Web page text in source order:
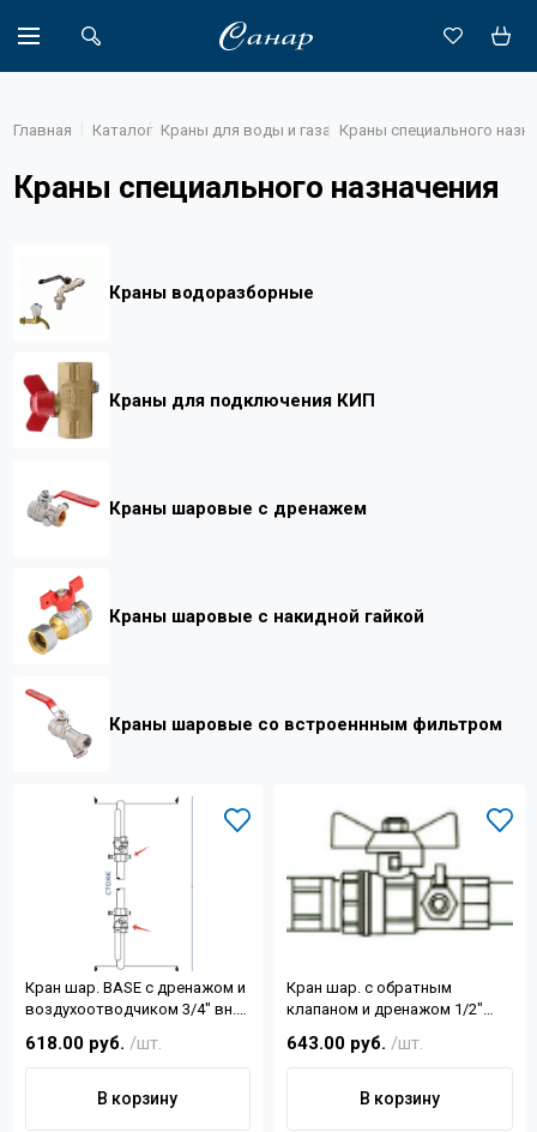
Объекты
Партнеры
Главная Каталог Краны для воды и газа Краны специального
Краны специального назначения
Краны водоразборные
Краны для подключения КИП
Краны шаровые с дренажем
Краны шаровые с накидной гайкой
Краны шаровые со встроеннным фильтром
Кран шар. BASE с дренажом и
воздухоотводчиком 3/4" вн.-
618.00 руб. /шт.
В корзину
Кран шар. с обратным
клапаном и дренажом 1/2"
643.00 руб. /шт.
В корзину